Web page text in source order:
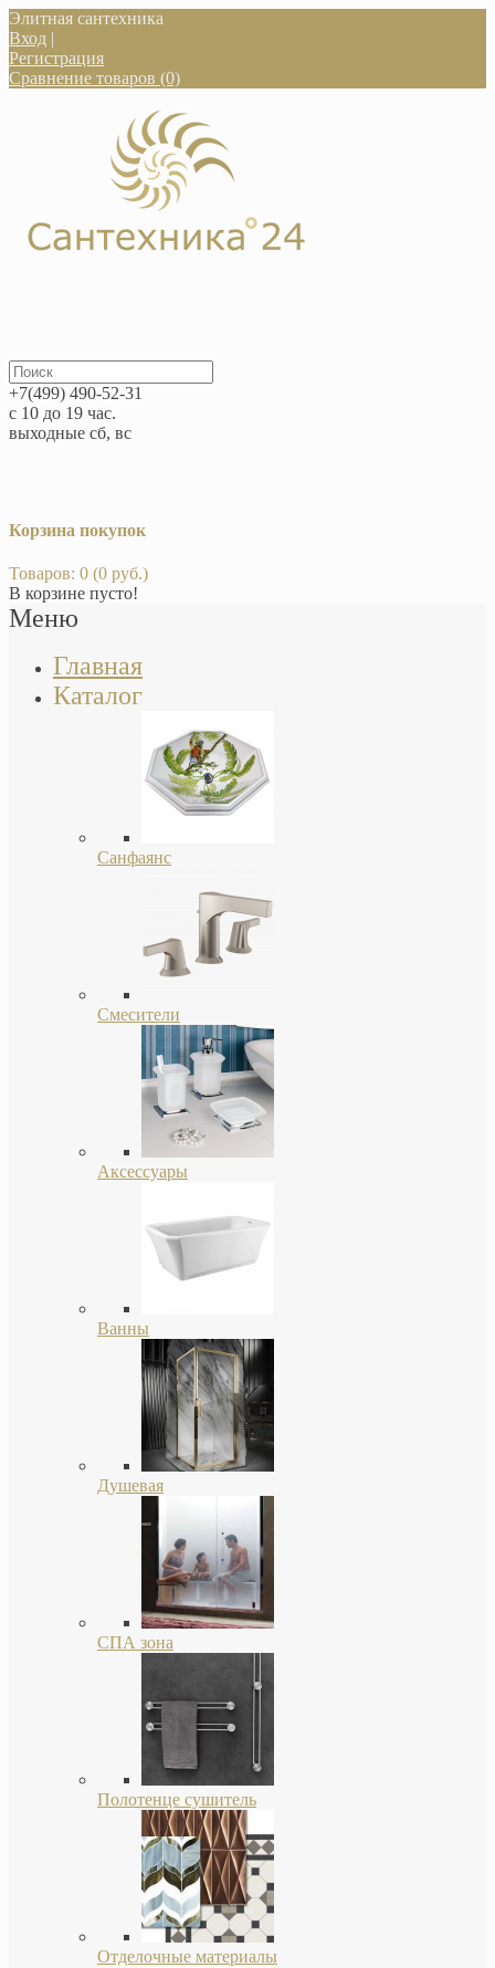
Элитная сантехника
Вход |
Регистрация
Сравнение товаров (0)
+7(499) 490-52-31
с 10 до 19 час.
выходные сб, вс
Корзина покупок
Товаров: 0 (0 руб.)
В корзине пусто!
Меню
Главная
Каталог
Санфаянс
Смесители
Аксессуары
Ванны
Душевая
СПА зона
Полотенце сушитель
Отделочные материалы